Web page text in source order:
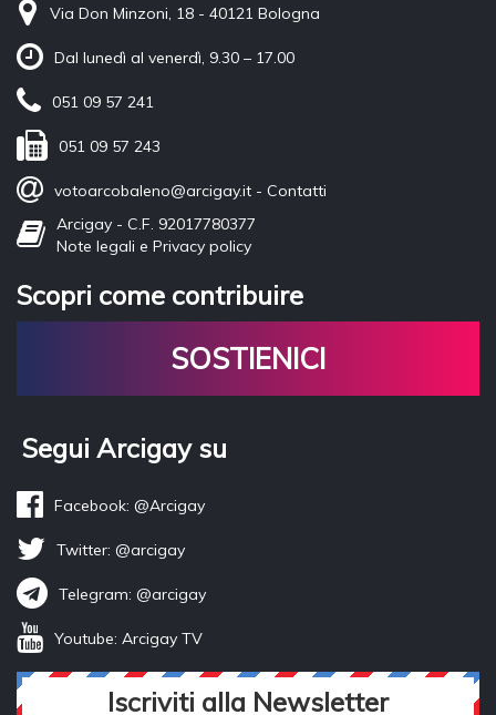
Via Don Minzoni, 18 - 40121 Bologna
Dal lunedì al venerdì, 9.30 – 17.00
051 09 57 241
051 09 57 243
votoarcobaleno@arcigay.it - Contatti
Arcigay - C.F. 92017780377
Note legali e Privacy policy
Scopri come contribuire
SOSTIENICI
Segui Arcigay su
Facebook: @Arcigay
Twitter: @arcigay
Telegram: @arcigay
Youtube: Arcigay TV
Iscriviti alla Newsletter